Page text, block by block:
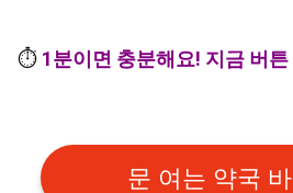
⏱️ 1분이면 충분해요! 지금 버
문 여는 약국